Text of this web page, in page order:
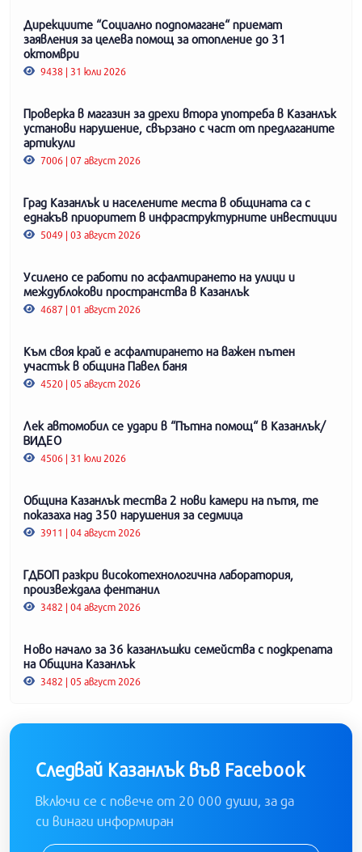
Дирекциите “Социално подпомагане“ приемат
заявления за целева помощ за отопление до 31
октомври
9438 | 31 юли 2026
Проверка в магазин за дрехи втора употреба в Казанлък
установи нарушение, свързано с част от предлаганите
артикули
7006 | 07 август 2026
Град Казанлък и населените места в общината са с
еднакъв приоритет в инфраструктурните инвестиции
5049 | 03 август 2026
Усилено се работи по асфалтирането на улици и
междублокови пространства в Казанлък
4687 | 01 август 2026
Към своя край е асфалтирането на важен пътен
участък в община Павел баня
4520 | 05 август 2026
Лек автомобил се удари в “Пътна помощ“ в Казанлък/
ВИДЕО
4506 | 31 юли 2026
Община Казанлък тества 2 нови камери на пътя, те
показаха над 350 нарушения за седмица
3911 | 04 август 2026
ГДБОП разкри високотехнологична лаборатория,
произвеждала фентанил
3482 | 04 август 2026
Ново начало за 36 казанлъшки семейства с подкрепата
на Община Казанлък
3482 | 05 август 2026
Следвай Казанлък във Facebook
Включи се с повече от 20 000 души, за да
си винаги информиран